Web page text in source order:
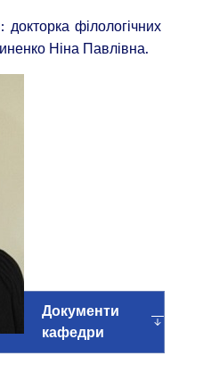
: докторка філологічних
Ніна Павлівна.
Документи
кафедри